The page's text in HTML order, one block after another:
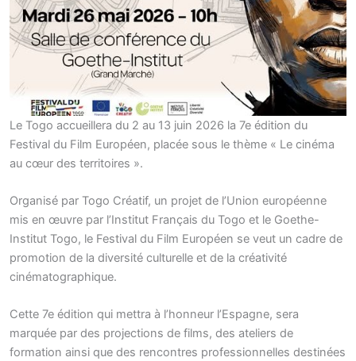
Le Togo accueillera du 2 au 13 juin 2026 la 7e édition du
Festival du Film Européen, placée sous le thème « Le cinéma
au cœur des territoires ».
Organisé par Togo Créatif, un projet de l’Union européenne
mis en œuvre par l’Institut Français du Togo et le Goethe-
Institut Togo, le Festival du Film Européen se veut un cadre de
promotion de la diversité culturelle et de la créativité
cinématographique.
Cette 7e édition qui mettra à l’honneur l’Espagne, sera
marquée par des projections de films, des ateliers de
formation ainsi que des rencontres professionnelles destinées